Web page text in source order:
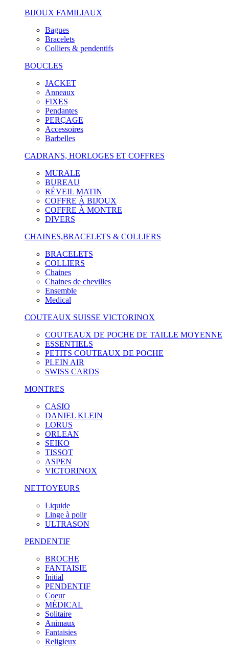
BIJOUX FAMILIAUX
Bagues
Bracelets
Colliers & pendentifs
BOUCLES
JACKET
Anneaux
FIXES
Pendantes
PERÇAGE
Accessoires
Barbelles
CADRANS, HORLOGES ET COFFRES
MURALE
BUREAU
RÉVEIL MATIN
COFFRE À BIJOUX
COFFRE À MONTRE
DIVERS
CHAINES,BRACELETS & COLLIERS
BRACELETS
COLLIERS
Chaines
Chaines de chevilles
Ensemble
Medical
COUTEAUX SUISSE VICTORINOX
COUTEAUX DE POCHE DE TAILLE MOYENNE
ESSENTIELS
PETITS COUTEAUX DE POCHE
PLEIN AIR
SWISS CARDS
MONTRES
CASIO
DANIEL KLEIN
LORUS
ORLEAN
SEIKO
TISSOT
ASPEN
VICTORINOX
NETTOYEURS
Liquide
Linge à polir
ULTRASON
PENDENTIF
BROCHE
FANTAISIE
Initial
PENDENTIF
Coeur
MÉDICAL
Solitaire
Animaux
Fantaisies
Religieux